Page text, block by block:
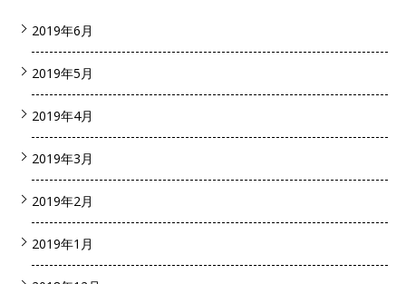
2019年6月
2019年5月
2019年4月
2019年3月
2019年2月
2019年1月